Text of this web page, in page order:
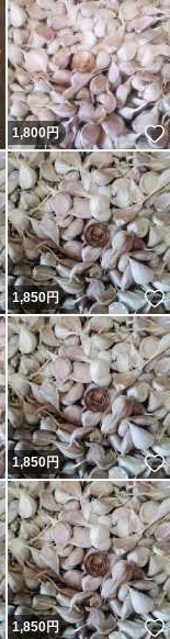
いいね！
1,800円
いいね！
1,850円
いいね！
1,850円
いいね！
1,850円